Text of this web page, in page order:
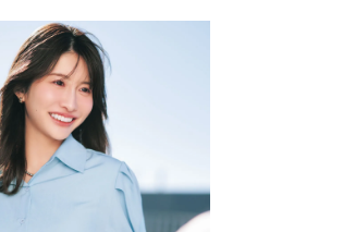
隠れ乾
い名品
ベストコ
ィ]